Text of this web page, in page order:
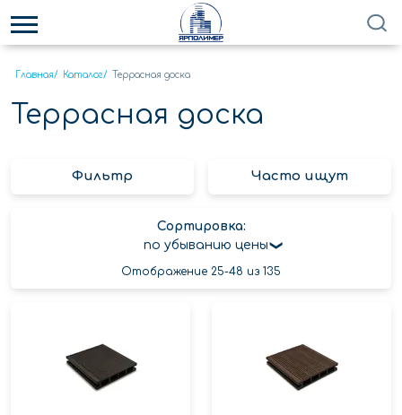
Главная/ Каталог/ Террасная доска
Террасная доска
Фильтр Часто ищут
Сортировка:
по убыванию цены
Отображение 25-48 из 135